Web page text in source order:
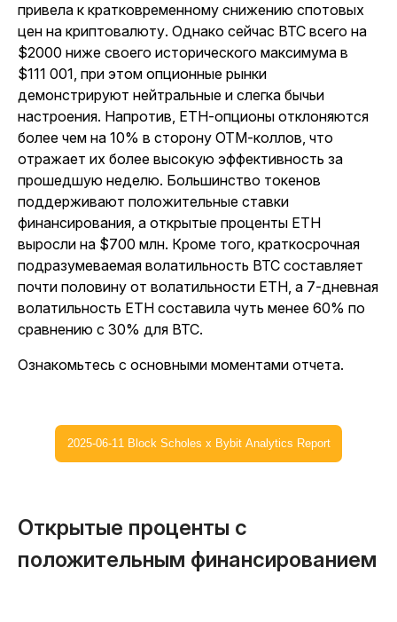
привела к кратковременному снижению спотовых
цен на криптовалюту. Однако сейчас BTC всего на
$2000 ниже своего исторического максимума в
$111 001, при этом опционные рынки
демонстрируют нейтральные и слегка бычьи
настроения. Напротив, ETH-опционы отклоняются
более чем на 10% в сторону OTM-коллов, что
отражает их более высокую эффективность за
прошедшую неделю. Большинство токенов
поддерживают положительные ставки
финансирования, а открытые проценты ETH
выросли на $700 млн. Кроме того, краткосрочная
подразумеваемая волатильность BTC составляет
почти половину от волатильности ETH, а 7-дневная
волатильность ETH составила чуть менее 60% по
сравнению с 30% для BTC.
Ознакомьтесь с основными моментами отчета.
2025-06-11 Block Scholes x Bybit Analytics Report
Открытые проценты с
положительным финансированием